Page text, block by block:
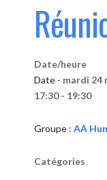
Date/heure
Date - mardi 24
17:30 - 19:30
Groupe : AA
Catégories